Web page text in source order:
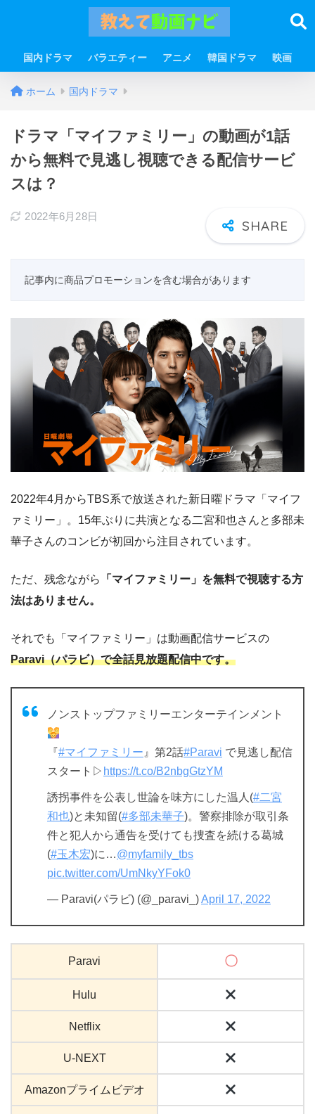
国内ドラマ バラエティー アニメ 韓国ドラマ 映画
ホーム 国内ドラマ
ドラマ「マイファミリー」の動画が1話
から無料で見逃し視聴できる配信サービ
スは？
2022年6月28日
記事内に商品プロモーションを含む場合があります
2022年4月からTBS系で放送された新日曜ドラマ「マイフ
ァミリー」。15年ぶりに共演となる二宮和也さんと多部未
華子さんのコンビが初回から注目されています。
ただ、残念ながら
「マイファミリー」を無料で視聴する方
法はありません。
それでも「マイファミリー」は動画配信サービスの
Paravi（パラビ）で全話見放題配信中です。
ノンストップファミリーエンターテインメント
『#マイファミリー 』第2話#Paravi で見逃し配信
スタート▷ https://t.co/B2nbgGtzYM
誘拐事件を公表し世論を味方にした温人(#二宮
和也)と未知留(#多部未華子)。警察排除が取引条
件と犯人から通告を受けても捜査を続ける葛城
(#玉木宏)に…@myfamily_tbs
pic.twitter.com/UmNkyYFok0
— Paravi(パラビ) (@_paravi_)April 17, 2022
Paravi 〇
Hulu
Netflix
U-NEXT
Amazonプライムビデオ